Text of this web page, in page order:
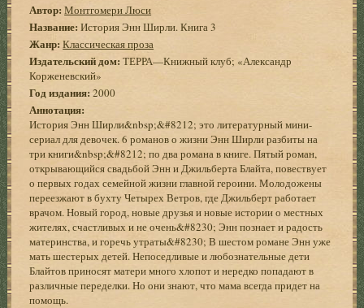
Автор: Монтгомери Люси
Название: История Энн Ширли. Книга 3
Жанр: Классическая проза
Издательский дом: ТЕРРА—Книжный клуб; «Александр
Корженевский»
Год издания: 2000
Аннотация:
История Энн Ширли&nbsp;&#8212; это литературный мини-
сериал для девочек. 6 романов о жизни Энн Ширли разбиты на
три книги&nbsp;&#8212; по два романа в книге. Пятый роман,
открывающийся свадьбой Энн и Джильберта Блайта, повествует
о первых годах семейной жизни главной героини. Молодожены
переезжают в бухту Четырех Ветров, где Джильберт работает
врачом. Новый город, новые друзья и новые истории о местных
жителях, счастливых и не очень&#8230; Энн познает и радость
материнства, и горечь утраты&#8230; В шестом романе Энн уже
мать шестерых детей. Непоседливые и любознательные дети
Блайтов приносят матери много хлопот и нередко попадают в
различные переделки. Но они знают, что мама всегда придет на
помощь.